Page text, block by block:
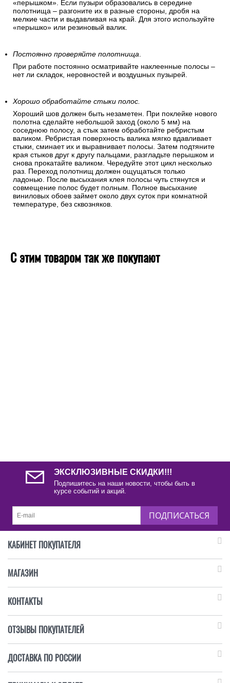
«перышком». Если пузыри образовались в середине
полотнища – разгоните их в разные стороны, дробя на
мелкие части и выдавливая на край. Для этого используйте
«перышко» или резиновый валик.
Постоянно проверяйте полотнища.
При работе постоянно осматривайте наклеенные полосы –
нет ли складок, неровностей и воздушных пузырей.
Хорошо обработайте стыки полос.
Хороший шов должен быть незаметен. При поклейке нового
полотна сделайте небольшой заход (около 5 мм) на
соседнюю полосу, а стык затем обработайте ребристым
валиком. Ребристая поверхность валика мягко вдавливает
стыки, сминает их и выравнивает полосы. Затем подтяните
края стыков друг к другу пальцами, разгладьте перышком и
снова прокатайте валиком. Чередуйте этот цикл несколько
раз. Переход полотнищ должен ощущаться только
ладонью. После высыхания клея полосы чуть стянутся и
совмещение полос будет полным. Полное высыхание
виниловых обоев займет около двух суток при комнатной
температуре, без сквозняков.
С этим товаром так же покупают
ЭКСКЛЮЗИВНЫЕ СКИДКИ!!!
Подпишитесь на наши новости, чтобы быть в
курсе событий и акций.
ПОДПИСАТЬСЯ
КАБИНЕТ ПОКУПАТЕЛЯ
МАГАЗИН
КОНТАКТЫ
ОТЗЫВЫ ПОКУПАТЕЛЕЙ
ДОСТАВКА ПО РОССИИ